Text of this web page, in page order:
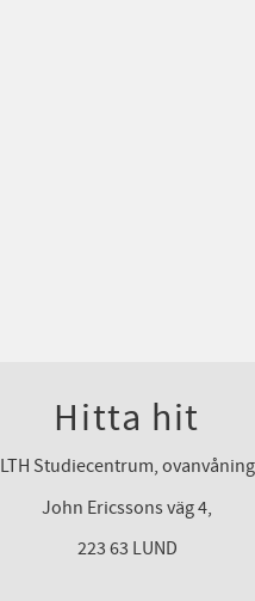
Hitta hit
LTH Studiecentrum, ovanvåning
John Ericssons väg 4,
223 63 LUND